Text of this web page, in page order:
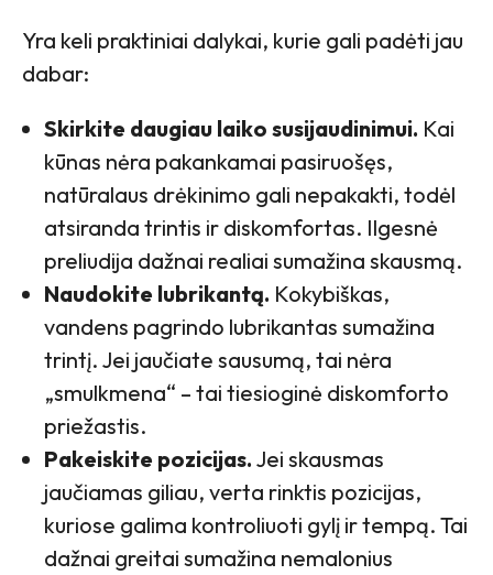
Yra keli praktiniai dalykai, kurie gali padėti jau
dabar:
Skirkite daugiau laiko susijaudinimui. Kai
kūnas nėra pakankamai pasiruošęs,
natūralaus drėkinimo gali nepakakti, todėl
atsiranda trintis ir diskomfortas. Ilgesnė
preliudija dažnai realiai sumažina skausmą.
Naudokite lubrikantą. Kokybiškas,
vandens pagrindo lubrikantas sumažina
trintį. Jei jaučiate sausumą, tai nėra
„smulkmena“ – tai tiesioginė diskomforto
priežastis.
Pakeiskite pozicijas. Jei skausmas
jaučiamas giliau, verta rinktis pozicijas,
kuriose galima kontroliuoti gylį ir tempą. Tai
dažnai greitai sumažina nemalonius